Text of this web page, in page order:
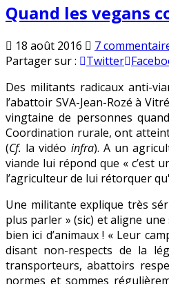
Quand les vegans
18 août 2016 7
Partager sur :
Twitter
Des militants radicaux anti-
l’abattoir SVA-Jean-Rozé à
vingtaine de personnes
Coordination rurale, ont
(Cf. la vidéo infra). A un
viande lui répond que « c’est
l’agriculteur de lui rétorquer
Une militante explique très
plus parler » (sic) et aligne
bien ici d’animaux ! « Leur
disant non-respects de la
transporteurs, abattoirs
normes et sommes